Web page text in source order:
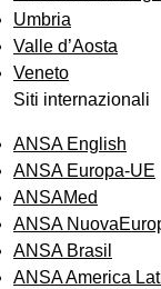
Umbria
Valle d’Aosta
Veneto
Siti internazionali
ANSA English
ANSA Europa-UE
ANSAMed
ANSA
ANSA Brasil
ANSA America